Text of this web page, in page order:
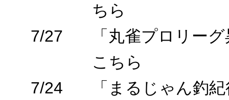
ちら
7/27
「丸雀プロリー
こちら
7/24
「まるじゃん釣